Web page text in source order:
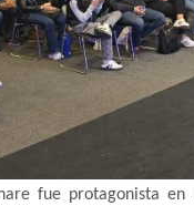
fue protagonista